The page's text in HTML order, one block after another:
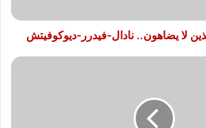
لا يضاهون.. نادال-فيدرر-ديوكوفيتش